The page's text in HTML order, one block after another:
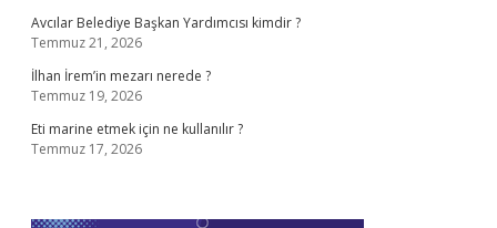
Avcılar Belediye Başkan Yardımcısı kimdir ?
Temmuz 21, 2026
İlhan İrem’in mezarı nerede ?
Temmuz 19, 2026
Eti marine etmek için ne kullanılır ?
Temmuz 17, 2026